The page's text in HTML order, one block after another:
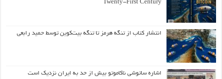
Twenty-First Century
انتشار کتاب از تنگه هرمز تا تنگه بیت‌کوین توسط حمید رابعی
اشاره ساتوشی ناکاموتو بیش از حد به ایران نزدیک است